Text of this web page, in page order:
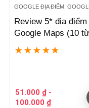
GOOGLE ĐỊA ĐIỂM,
Review 5* địa
Google Maps (10
★ ★ ★ ★ ★
51.000 ₫-
100.000 ₫